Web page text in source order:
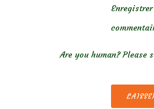
Are you human? Please